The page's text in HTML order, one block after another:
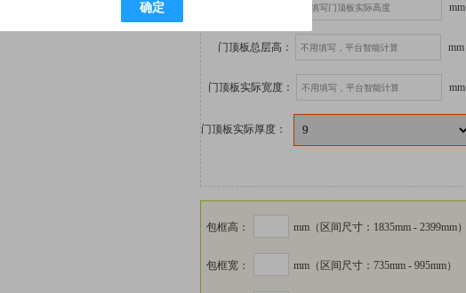
mm
门顶板总层高： mm
门顶板实际宽度： mm
门顶板实际厚度：
包框高： mm （区间尺寸：1835mm - 2399mm）
包框宽： mm （区间尺寸：735mm - 995mm）
确定